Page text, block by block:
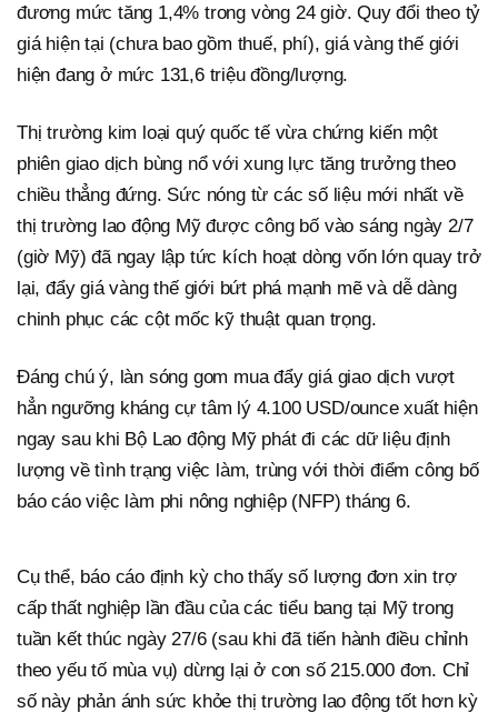
đương mức tăng 1,4% trong vòng 24 giờ. Quy đổi theo tỷ
giá hiện tại (chưa bao gồm thuế, phí), giá vàng thế giới
hiện đang ở mức 131,6 triệu đồng/lượng.
Thị trường kim loại quý quốc tế vừa chứng kiến một
phiên giao dịch bùng nổ với xung lực tăng trưởng theo
chiều thẳng đứng. Sức nóng từ các số liệu mới nhất về
thị trường lao động Mỹ được công bố vào sáng ngày 2/7
(giờ Mỹ) đã ngay lập tức kích hoạt dòng vốn lớn quay trở
lại, đẩy giá vàng thế giới bứt phá mạnh mẽ và dễ dàng
chinh phục các cột mốc kỹ thuật quan trọng.
Đáng chú ý, làn sóng gom mua đẩy giá giao dịch vượt
hẳn ngưỡng kháng cự tâm lý 4.100 USD/ounce xuất hiện
ngay sau khi Bộ Lao động Mỹ phát đi các dữ liệu định
lượng về tình trạng việc làm, trùng với thời điểm công bố
báo cáo việc làm phi nông nghiệp (NFP) tháng 6.
Cụ thể, báo cáo định kỳ cho thấy số lượng đơn xin trợ
cấp thất nghiệp lần đầu của các tiểu bang tại Mỹ trong
tuần kết thúc ngày 27/6 (sau khi đã tiến hành điều chỉnh
theo yếu tố mùa vụ) dừng lại ở con số 215.000 đơn. Chỉ
số này phản ánh sức khỏe thị trường lao động tốt hơn kỳ